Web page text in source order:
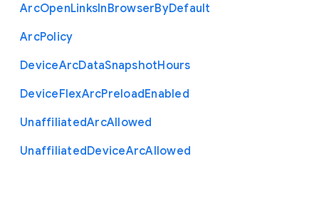
ArcOpenLinksInBrowserByDefault
ArcPolicy
DeviceArcDataSnapshotHours
DeviceFlexArcPreloadEnabled
UnaffiliatedArcAllowed
UnaffiliatedDeviceArcAllowed